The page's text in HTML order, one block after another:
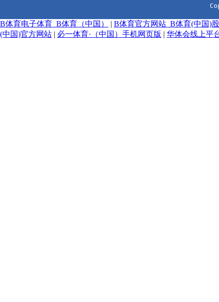
B体育电子体育_B体育（中国） | B体育官方网站_B体育(中国)
(中国)官方网站 | 必一体育·（中国）手机网页版 | 华体会线上平